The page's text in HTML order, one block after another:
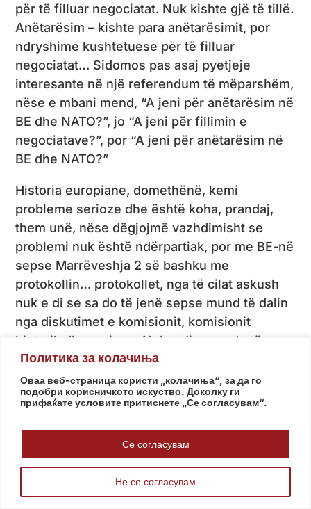
Политика за колачиња
Оваа веб-страница користи „колачиња“, за да го
подобри корисничкото искуство. Доколку ги
прифаќате условите притиснете „Се согласувам“.
Не се согласувам
Се согласувам
për të filluar negociatat. Nuk kishte gjë të tillë.
Anëtarësim – kishte para anëtarësimit, por
ndryshime kushtetuese për të filluar
negociatat… Sidomos pas asaj pyetjeje
interesante në një referendum të mëparshëm,
nëse e mbani mend, “A jeni për anëtarësim në
BE dhe NATO?”, jo “A jeni për fillimin e
negociatave?”, por “A jeni për anëtarësim në
BE dhe NATO?”
Historia europiane, domethënë, kemi
probleme serioze dhe është koha, prandaj,
them unë, nëse dëgjojmë vazhdimisht se
problemi nuk është ndërpartiak, por me BE-në
sepse Marrëveshja 2 së bashku me
protokollin… protokollet, nga të cilat askush
nuk e di se sa do të jenë sepse mund të dalin
nga diskutimet e komisionit, komisionit
historik dhe arsimor. Nuk e di se sa do të
zvarriten, megjithëse thonë se duhet të
mbarojnë, apo jo, derisa të arrijmë momentin
e… ratifikimit, çfarëdo qoftë ai, nga anëtarët e
Sa i përket komisionit, kemi një problem. Ka
pasur komisione të tilla, dhe për çështje
shumë delikate: ai franko-gjerman, polako-